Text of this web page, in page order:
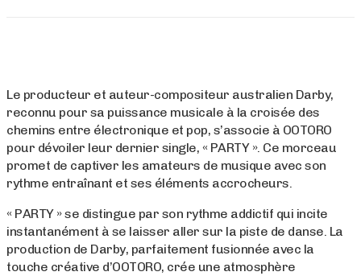
Le producteur et auteur-compositeur australien Darby,
reconnu pour sa puissance musicale à la croisée des
chemins entre électronique et pop, s’associe à OOTORO
pour dévoiler leur dernier single, « PARTY ». Ce morceau
promet de captiver les amateurs de musique avec son
rythme entraînant et ses éléments accrocheurs.
« PARTY » se distingue par son rythme addictif qui incite
instantanément à se laisser aller sur la piste de danse. La
production de Darby, parfaitement fusionnée avec la
touche créative d’OOTORO, crée une atmosphère